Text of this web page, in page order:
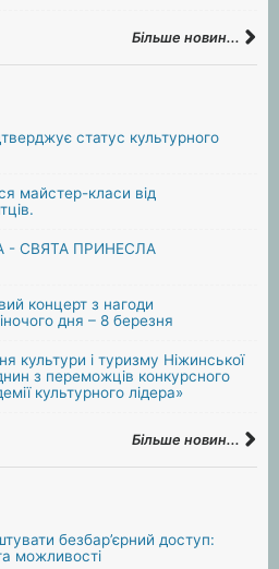
Більше новин...
статус культурного
майстер-класи від
СВЯТА ПРИНЕСЛА
концерт з нагоди
дня – 8 березня
культури і туризму Ніжинської
з переможців конкурсного
культурного лідера»
Більше новин...
безбар’єрний доступ:
можливості